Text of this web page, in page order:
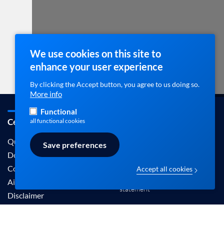
Cebam / ebpracticenet
Qui sommes-nous
Documentation
Contact
Aide
Disclaimer
statement
We use cookies on this site to
enhance your user experience
By clicking the Accept button, you agree to us doing so.
More info
Functional
all functional cookies
Save preferences
Accept all cookies